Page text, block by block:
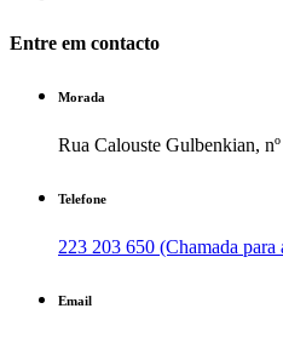
Entre em contacto
Morada
Rua Calouste Gulbenkian,
Telefone
223 203 650 (Chamada
Email